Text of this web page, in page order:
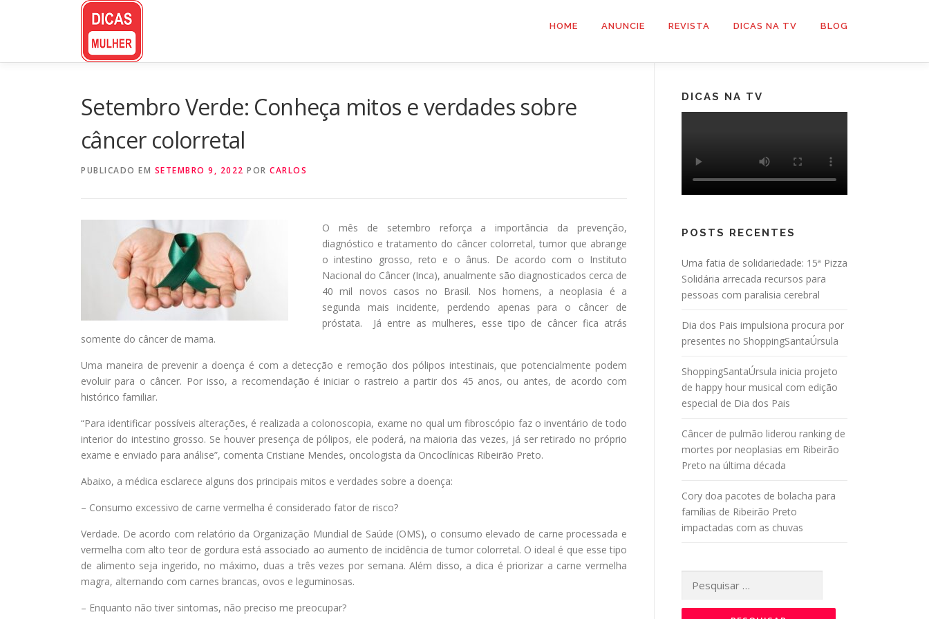
HOME ANUNCIE REVISTA DICAS NA TV BLOG
Setembro Verde: Conheça mitos e verdades sobre
câncer colorretal
PUBLICADO EM SETEMBRO 9, 2022 POR CARLOS
O mês de setembro reforça a importância da prevenção,
diagnóstico e tratamento do câncer colorretal, tumor que abrange
o intestino grosso, reto e o ânus. De acordo com o Instituto
Nacional do Câncer (Inca), anualmente são diagnosticados cerca de
40 mil novos casos no Brasil. Nos homens, a neoplasia é a
segunda mais incidente, perdendo apenas para o câncer de
próstata. Já entre as mulheres, esse tipo de câncer fica atrás
somente do câncer de mama.
Uma maneira de prevenir a doença é com a detecção e remoção dos pólipos intestinais, que potencialmente podem
evoluir para o câncer. Por isso, a recomendação é iniciar o rastreio a partir dos 45 anos, ou antes, de acordo com
histórico familiar.
“Para identificar possíveis alterações, é realizada a colonoscopia, exame no qual um fibroscópio faz o inventário de todo
interior do intestino grosso. Se houver presença de pólipos, ele poderá, na maioria das vezes, já ser retirado no próprio
exame e enviado para análise”, comenta Cristiane Mendes, oncologista da Oncoclínicas Ribeirão Preto.
Abaixo, a médica esclarece alguns dos principais mitos e verdades sobre a doença:
– Consumo excessivo de carne vermelha é considerado fator de risco?
Verdade. De acordo com relatório da Organização Mundial de Saúde (OMS), o consumo elevado de carne processada e
vermelha com alto teor de gordura está associado ao aumento de incidência de tumor colorretal. O ideal é que esse tipo
de alimento seja ingerido, no máximo, duas a três vezes por semana. Além disso, a dica é priorizar a carne vermelha
magra, alternando com carnes brancas, ovos e leguminosas.
– Enquanto não tiver sintomas, não preciso me preocupar?
DICAS NA TV
POSTS RECENTES
Uma fatia de solidariedade: 15ª Pizza
Solidária arrecada recursos para
pessoas com paralisia cerebral
Dia dos Pais impulsiona procura por
presentes no ShoppingSantaÚrsula
ShoppingSantaÚrsula inicia projeto
de happy hour musical com edição
especial de Dia dos Pais
Câncer de pulmão liderou ranking de
mortes por neoplasias em Ribeirão
Preto na última década
Cory doa pacotes de bolacha para
famílias de Ribeirão Preto
impactadas com as chuvas
por: